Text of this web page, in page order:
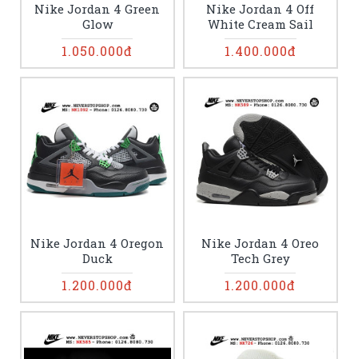
Nike Jordan 4 Green
Glow
1.050.000đ
Nike Jordan 4 Off
White Cream Sail
1.400.000đ
Nike Jordan 4 Oregon
Duck
1.200.000đ
Nike Jordan 4 Oreo
Tech Grey
1.200.000đ